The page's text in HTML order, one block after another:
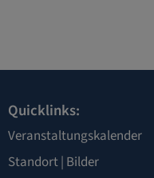
Quicklinks:
Veranstaltungskalender
Standort| Bilder